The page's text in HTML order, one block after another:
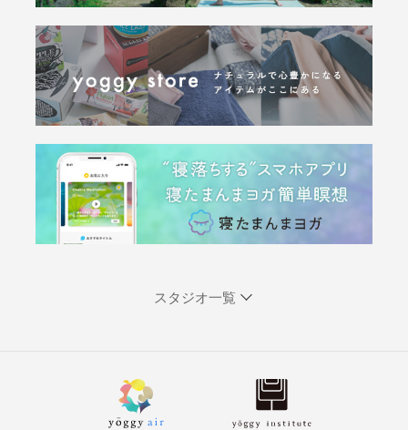
スタジオ一覧